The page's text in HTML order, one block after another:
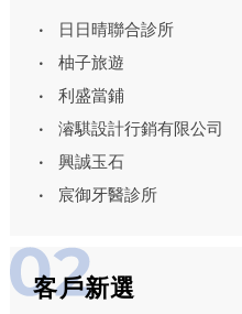
日日晴聯合診所
柚子旅遊
利盛當鋪
濬騏設計行銷有限公司
興誠玉石
宸御牙醫診所
客戶新選